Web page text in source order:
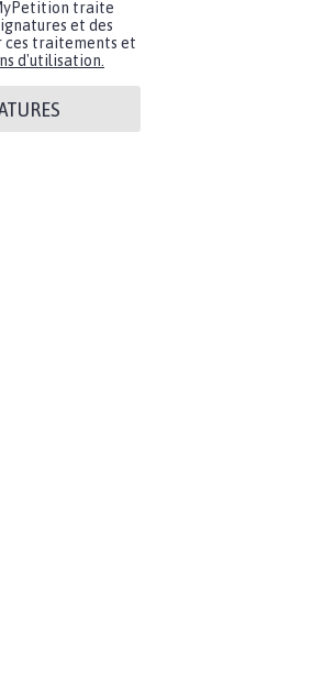
traite
et des
ces traitements et
d'utilisation.